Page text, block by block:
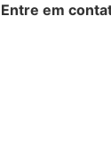
Entre em